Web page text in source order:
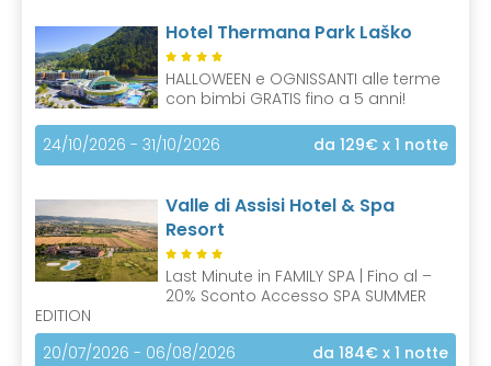
Hotel Thermana Park Laško
HALLOWEEN e OGNISSANTI alle terme
con bimbi GRATIS fino a 5 anni!
24/10/2026 - 31/10/2026 da 129€ x 1 notte
Valle di Assisi Hotel & Spa
Resort
Last Minute in FAMILY SPA | Fino al –
20% Sconto Accesso SPA SUMMER
EDITION
20/07/2026 - 06/08/2026
da 184€ x 1 notte